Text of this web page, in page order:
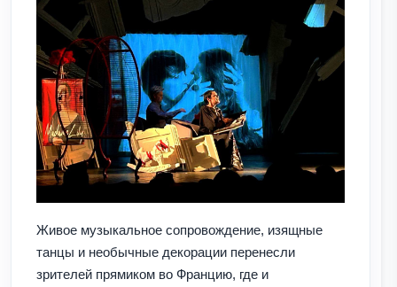
Живое музыкальное сопровождение, изящные
танцы и необычные декорации перенесли
зрителей прямиком во Францию, где и